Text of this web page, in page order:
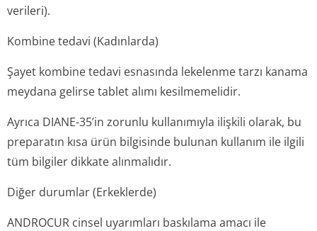
verileri).
Kombine tedavi (Kadınlarda)
Şayet kombine tedavi esnasında lekelenme tarzı kanama
meydana gelirse tablet alımı kesilmemelidir.
Ayrıca DIANE-35’in zorunlu kullanımıyla ilişkili olarak, bu
preparatın kısa ürün bilgisinde bulunan kullanım ile ilgili
tüm bilgiler dikkate alınmalıdır.
Diğer durumlar (Erkeklerde)
ANDROCUR cinsel uyarımları baskılama amacı ile